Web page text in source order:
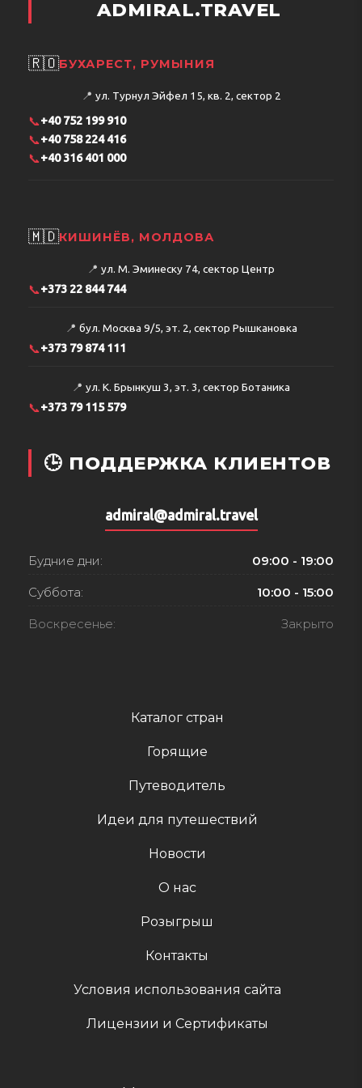
Каталог стран
Горящие
Путеводитель
Идеи для путешествий
Новости
О нас
Розыгрыш
Контакты
Условия использования сайта
Лицензии и Сертификаты
ADMIRAL.TRAVEL
🇷🇴БУХАРЕСТ, РУМЫНИЯ
📍 ул. Турнул Эйфел 15, кв. 2, сектор 2
📞+40 752 199 910
📞+40 758 224 416
📞+40 316 401 000
🇲🇩КИШИНЁВ, МОЛДОВА
📍 ул. М. Эминеску 74, сектор Центр
📞+373 22 844 744
📍 бул. Москва 9/5, эт. 2, сектор Рышкановка
📞+373 79 874 111
📍 ул. К. Брынкуш 3, эт. 3, сектор Ботаника
📞+373 79 115 579
🕒 ПОДДЕРЖКА КЛИЕНТОВ
admiral@admiral.travel
Будние дни: 09:00 - 19:00
Суббота: 10:00 - 15:00
Воскресенье: Закрыто